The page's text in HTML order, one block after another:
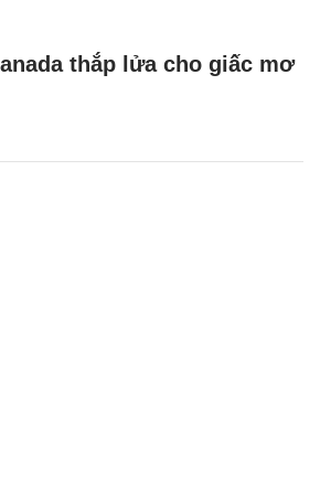
thắp lửa cho giấc mơ